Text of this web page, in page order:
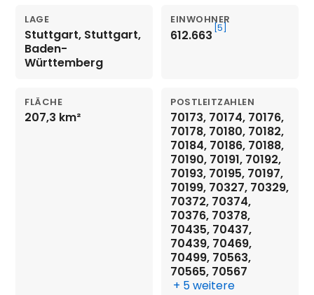
LAGE
Stuttgart, Stuttgart,
Baden-
Württemberg
EINWOHNER
612.663 [5]
FLÄCHE
207,3 km²
POSTLEITZAHLEN
70173, 70174, 70176,
70178, 70180, 70182,
70184, 70186, 70188,
70190, 70191, 70192,
70193, 70195, 70197,
70199, 70327, 70329,
70372, 70374,
70376, 70378,
70435, 70437,
70439, 70469,
70499, 70563,
70565, 70567
+ 5 weitere